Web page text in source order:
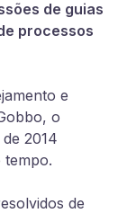
de guias
processos
e
o
2014
tempo.
de